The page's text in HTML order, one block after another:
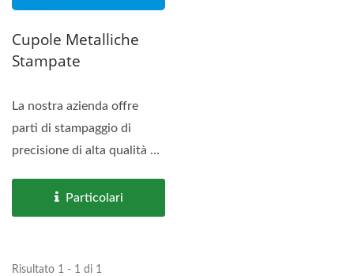
Cupole Metalliche
Stampate
La nostra azienda offre
parti di stampaggio di
precisione di alta qualità a
Particolari
Risultato 1 - 1 di 1